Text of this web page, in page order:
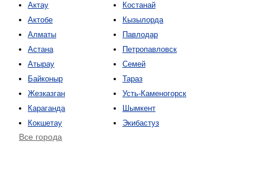
Актау
Актобе
Алматы
Астана
Атырау
Байконыр
Жезказган
Караганда
Кокшетау
Костанай
Кызылорда
Павлодар
Петропавловск
Семей
Тараз
Усть-Каменогорск
Шымкент
Экибастуз
Все города